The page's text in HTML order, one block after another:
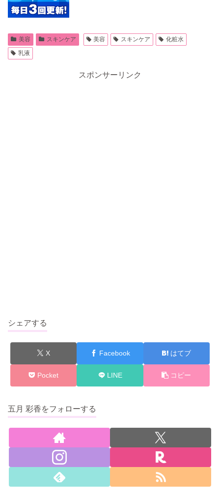
美容 スキンケア 美容 スキンケア
化粧水
乳液
スポンサーリンク
シェアする
X Facebook はてブ
Pocket LINE コピー
五月 彩香をフォローする